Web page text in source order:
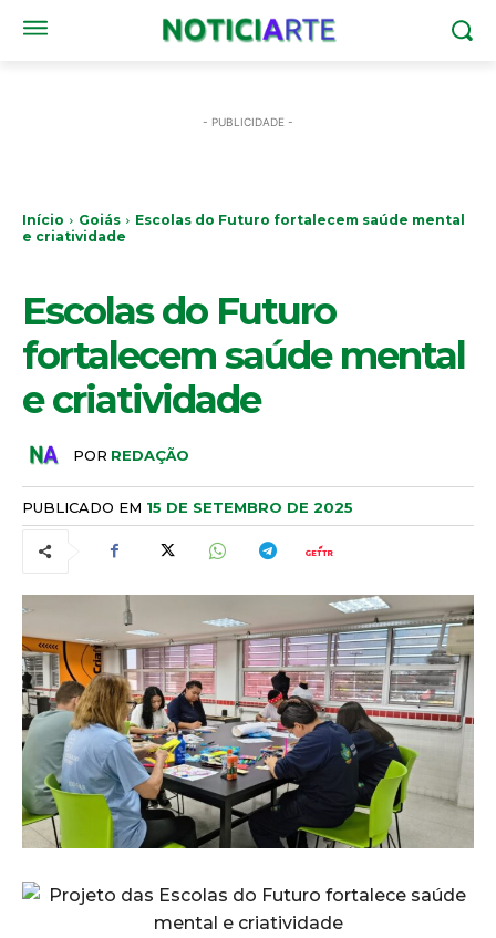
- PUBLICIDADE -
Início Goiás
Escolas do Futuro fortalecem saúde mental
e criatividade
Escolas do Futuro
fortalecem saúde mental
e criatividade
POR REDAÇÃO
PUBLICADO EM 15 DE SETEMBRO DE 2025